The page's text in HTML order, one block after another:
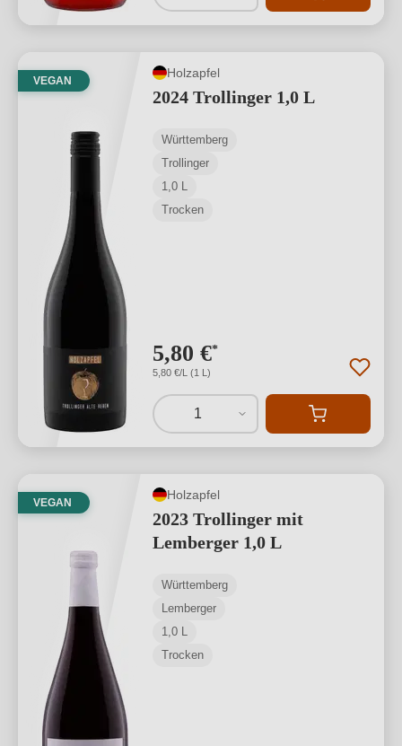
VEGAN
Holzapfel
2024 Trollinger 1,0 L
Württemberg
Trollinger
1,0 L
Trocken
5,80 €*
5,80 €/L (1 L)
1
VEGAN
Holzapfel
2023 Trollinger mit
Lemberger 1,0 L
Württemberg
Lemberger
1,0 L
Trocken